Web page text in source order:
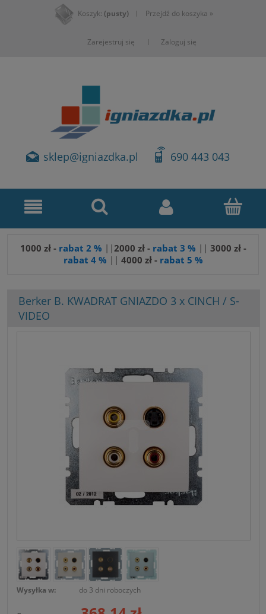
Koszyk: (pusty) Przejdź do koszyka »
Zarejestruj się Zaloguj się
sklep@igniazdka.pl 690 443 043
1000 zł - rabat 2 % ||2000 zł - rabat 3 % || 3000 zł -
rabat 4 % || 4000 zł - rabat 5 %
Berker B. KWADRAT GNIAZDO 3 x CINCH / S-
VIDEO
Wysyłka w: do 3 dni roboczych